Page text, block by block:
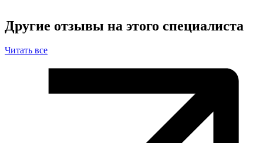
Другие отзывы на этого специалиста
Читать все